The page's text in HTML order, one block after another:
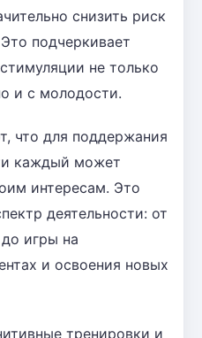
снизить риск
подчеркивает
не только
и с молодости.
что для поддержания
каждый может
интересам. Это
деятельности: от
игры на
и освоения новых
тренировки и